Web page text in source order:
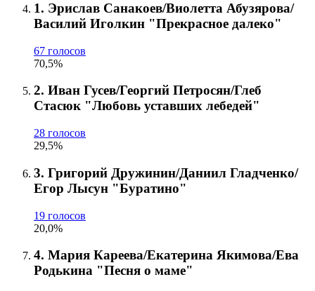
1. Эрислав Санакоев/Виолетта Абузярова/
Василий Иголкин "Прекрасное далеко"
67 голосов
70,5%
2. Иван Гусев/Георгий Петросян/Глеб
Стасюк "Любовь уставших лебедей"
28 голосов
29,5%
3. Григорий Дружинин/Даниил Гладченко/
Егор Лысун "Буратино"
19 голосов
20,0%
4. Мария Кареева/Екатерина Якимова/Ева
Родькина "Песня о маме"